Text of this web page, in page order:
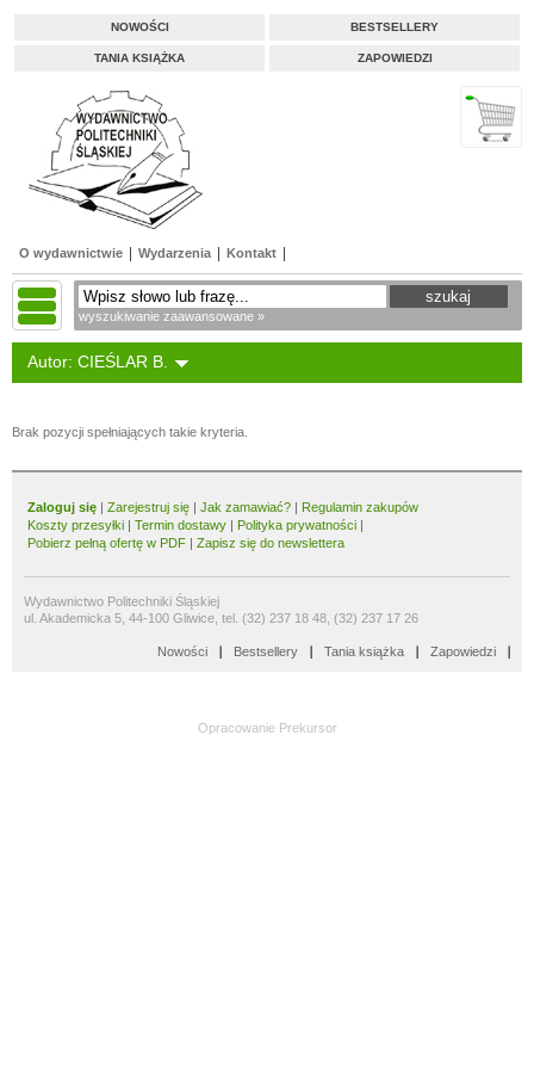
NOWOŚCI BESTSELLERY
TANIA KSIĄŻKA ZAPOWIEDZI
O wydawnictwie Wydarzenia Kontakt
wyszukiwanie zaawansowane »
Autor: CIEŚLAR B.
Brak pozycji spełniających takie kryteria.
Zaloguj się | Zarejestruj się | Jak zamawiać? | Regulamin zakupów
Koszty przesyłki | Termin dostawy | Polityka prywatności |
Pobierz pełną ofertę w PDF | Zapisz się do newslettera
Wydawnictwo Politechniki Śląskiej
ul. Akademicka 5, 44-100 Gliwice, tel. (32) 237 18 48, (32) 237 17 26
Nowości Bestsellery Tania książka Zapowiedzi
Opracowanie Prekursor